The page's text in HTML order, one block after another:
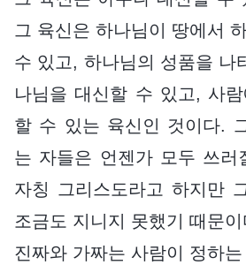
그 육신은 하나님이 땅에서
수 있고, 하나님의 성품을 나
나님을 대신할 수 있고, 사
할 수 있는 육신인 것이다.
는 자들은 언젠가 모두 쓰러
자칭 그리스도라고 하지만
조금도 지니지 못했기 때문
진짜와 가짜는 사람이 정하